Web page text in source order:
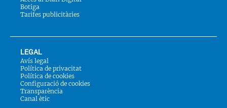
Botiga
Tarifes publicitàries
LEGAL
Avís legal
Política de privacitat
Política de cookies
Configuració de cookies
Transparència
Canal ètic